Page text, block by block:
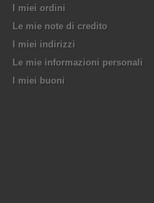
I miei ordini
Le mie note di credito
I miei indirizzi
Le mie informazioni personali
I miei buoni